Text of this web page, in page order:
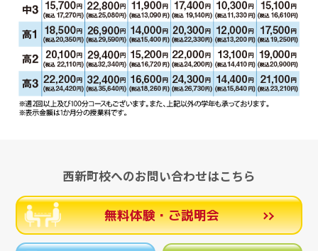
西新町校へのお問い合わせはこちら
無料体験・ご説明会